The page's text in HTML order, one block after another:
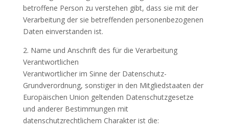
betroffene Person zu verstehen gibt, dass sie mit der
Verarbeitung der sie betreffenden personenbezogenen
Daten einverstanden ist.
2. Name und Anschrift des für die Verarbeitung
Verantwortlichen
Verantwortlicher im Sinne der Datenschutz-
Grundverordnung, sonstiger in den Mitgliedstaaten der
Europäischen Union geltenden Datenschutzgesetze
und anderer Bestimmungen mit
datenschutzrechtlichem Charakter ist die: